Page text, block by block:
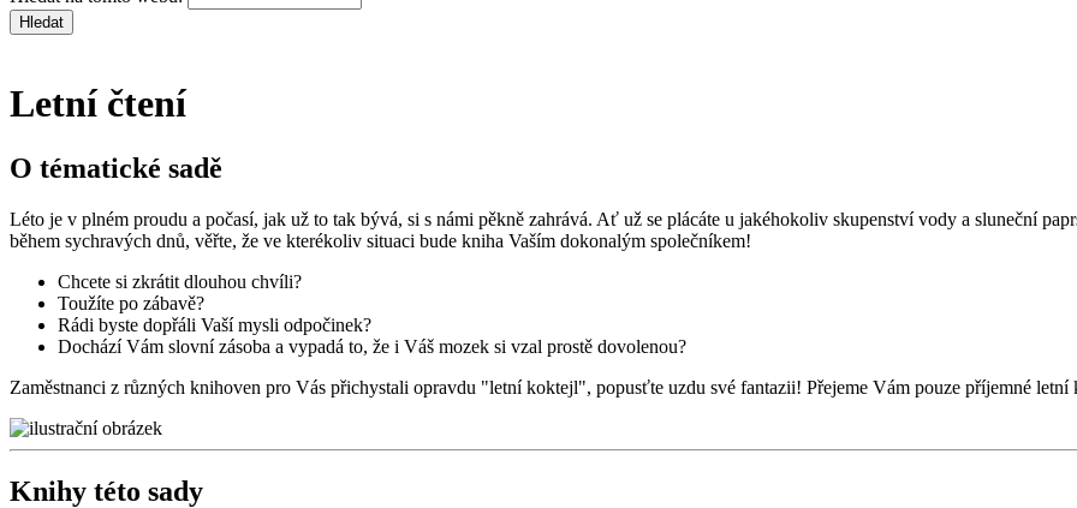
Letní čtení
O tématické sadě
Léto je v plném proudu a počasí, jak už to tak bývá, si s námi pěkně zahrává. Ať už se plácáte u jakéhokoliv skupenství vody a sluneční
během sychravých dnů, věřte, že ve kterékoliv situaci bude kniha Vaším dokonalým společníkem!
Chcete si zkrátit dlouhou chvíli?
Toužíte po zábavě?
Rádi byste dopřáli Vaší mysli odpočinek?
Dochází Vám slovní zásoba a vypadá to, že i Váš mozek si vzal prostě dovolenou?
Zaměstnanci z různých knihoven pro Vás přichystali opravdu "letní koktejl", popusťte uzdu své fantazii! Přejeme Vám pouze příjemné
Knihy této sady